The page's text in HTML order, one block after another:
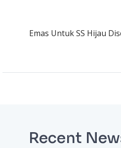
Emas Untuk SS Hijau
Recent